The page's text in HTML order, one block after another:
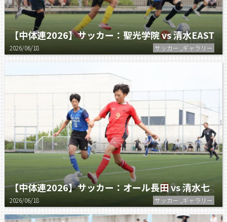
【中体連2026】サッカー：聖光学院 vs 清水EAST
2026/06/18 サッカー ,ギャラリー
【中体連2026】サッカー：オール長田 vs 清水七
2026/06/18 サッカー ,ギャラリー